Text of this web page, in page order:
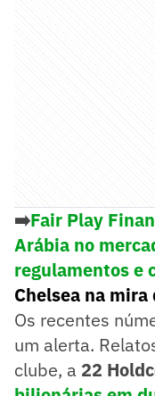
➡️Fair Play
Arábia no
regulamentos e
Chelsea na
Os recentes
um alerta.
clube, a 22